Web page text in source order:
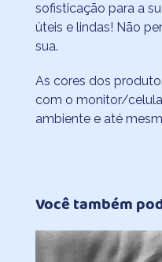
sofisticação para a
úteis e lindas! Não
sua.
As cores dos
com o monitor/
ambiente e até
Você também